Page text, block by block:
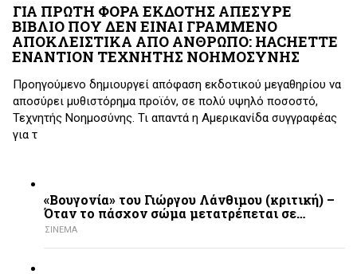
ΓΙΑ ΠΡΩΤΗ ΦΟΡΑ ΕΚΔΟΤΗΣ ΑΠΕΣΥΡΕ
ΒΙΒΛΙΟ ΠΟΥ ΔΕΝ ΕΙΝΑΙ ΓΡΑΜΜΕΝΟ
ΑΠΟΚΛΕΙΣΤΙΚΑ ΑΠΟ ΑΝΘΡΩΠΟ: HACHETTE
ΕΝΑΝΤΙΟΝ ΤΕΧΝΗΤΗΣ ΝΟΗΜΟΣΥΝΗΣ
Προηγούμενο δημιουργεί απόφαση εκδοτικού μεγαθηρίου να
αποσύρει μυθιστόρημα προϊόν, σε πολύ υψηλό ποσοστό,
Τεχνητής Νοημοσύνης. Τι απαντά η Αμερικανίδα συγγραφέας
για τ
«Βουγονία» του Γιώργου Λάνθιμου (κριτική) –
Όταν το πάσχον σώμα μετατρέπεται σε…
ΣΙΝΕΜΑ